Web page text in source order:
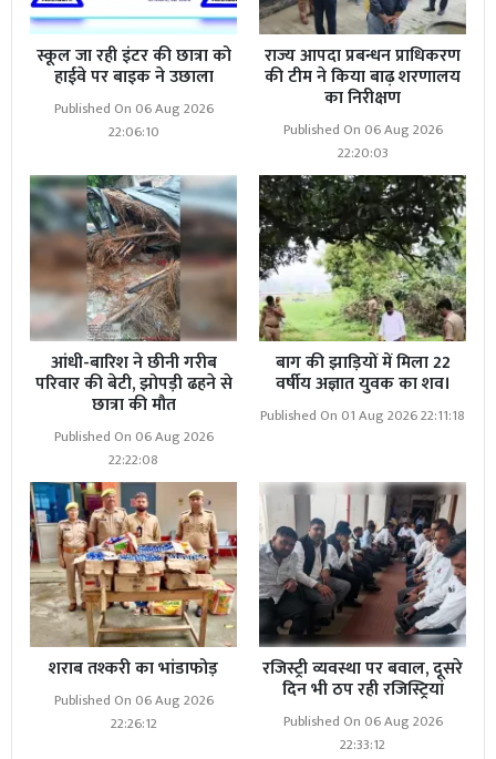
स्कूल जा रही इंटर की छात्रा को
हाईवे पर बाइक ने उछाला
Published On 06 Aug 2026
22:06:10
राज्य आपदा प्रबन्धन प्राधिकरण
की टीम ने किया बाढ़ शरणालय
का निरीक्षण
Published On 06 Aug 2026
22:20:03
आंधी-बारिश ने छीनी गरीब
परिवार की बेटी, झोपड़ी ढहने से
छात्रा की मौत
Published On 06 Aug 2026
22:22:08
बाग की झाड़ियों में मिला 22
वर्षीय अज्ञात युवक का शव।
Published On 01 Aug 2026 22:11:18
शराब तश्करी का भांडाफोड़
Published On 06 Aug 2026
22:26:12
रजिस्ट्री व्यवस्था पर बवाल, दूसरे
दिन भी ठप रही रजिस्ट्रियां
Published On 06 Aug 2026
22:33:12